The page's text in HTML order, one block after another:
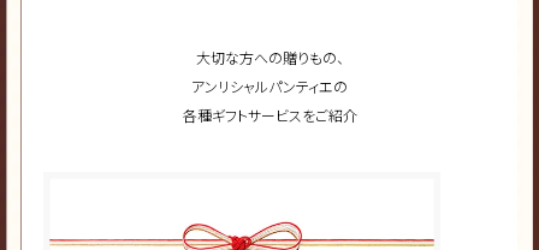
大切な方への贈りもの、
アンリシャルパンティエの
各種ギフトサービスをご紹介